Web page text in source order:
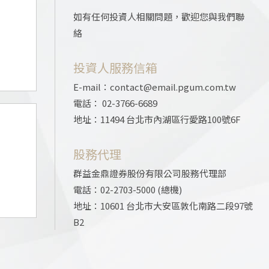
如有任何投資人相關問題，歡迎您與我們聯
絡
投資人服務信箱
E-mail：contact@email.pgum.com.tw
電話： 02-3766-6689
地址：11494 台北市內湖區行愛路100號6F
股務代理
群益金鼎證券股份有限公司股務代理部
電話：02-2703-5000 (總機)
地址：10601 台北市大安區敦化南路二段97號
B2